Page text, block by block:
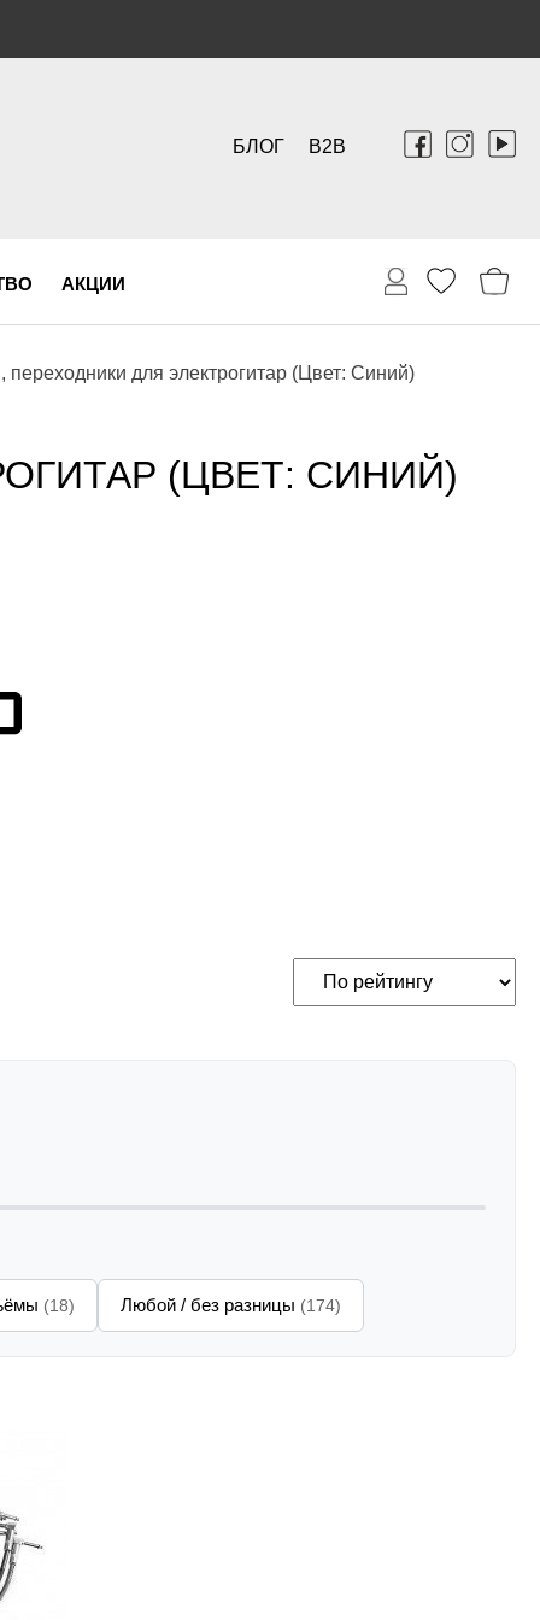
B2B
БЛОГ
АКЦИИ
переходники для электрогитар (Цвет: Синий)
(ЦВЕТ: СИНИЙ)
(18) Любой / без разницы (174)